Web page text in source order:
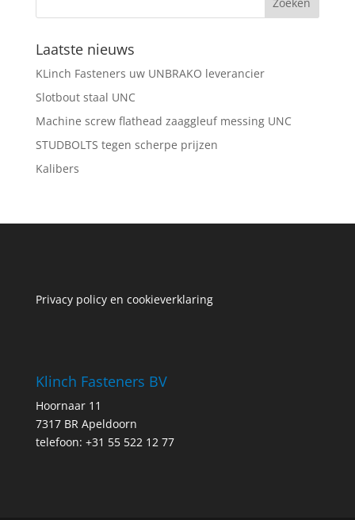
Laatste nieuws
KLinch Fasteners uw UNBRAKO leverancier
Slotbout staal UNC
Machine screw flathead zaaggleuf messing UNC
STUDBOLTS tegen scherpe prijzen
Kalibers
Privacy policy en cookieverklaring
Klinch Fasteners BV
Hoornaar 11
7317 BR Apeldoorn
telefoon: +31 55 522 12 77